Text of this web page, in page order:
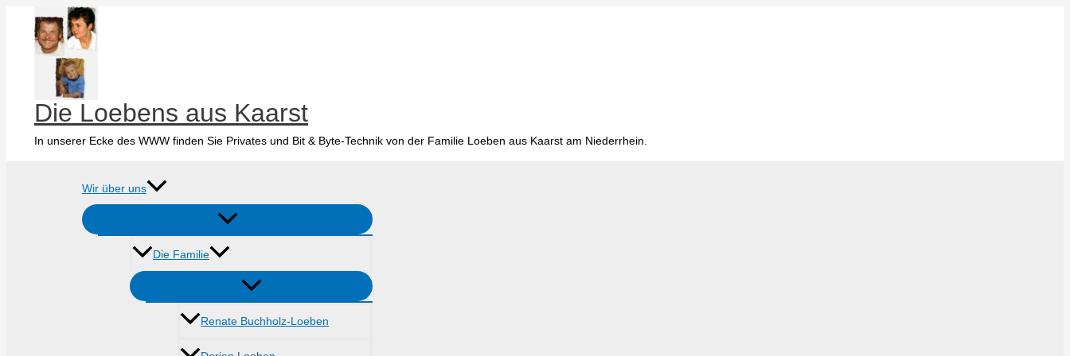
springen
Die Loebens aus Kaarst
In unserer Ecke des WWW finden Sie Privates und Bit & Byte-Technik von der Familie Loeben aus Kaarst am Niederrhein.
Wir über uns
Die Familie
Renate Buchholz-Loeben